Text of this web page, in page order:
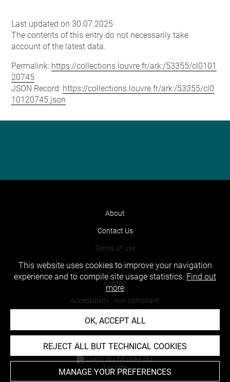
Last updated on 30.07.2025
The contents of this entry do not necessarily take
account of the latest data.
Permalink: https://collections.louvre.fr/ark:/53355/cl0101
20745
JSON Record: https://collections.louvre.fr/ark:/53355/cl0
10120745.json
About
Contact Us
Terms of use
Cookies
Credits
Accessibility : non compliant
This website uses cookies to improve your navigation
experience and to compile site usage statistics. Find out
more
OK, ACCEPT ALL
REJECT ALL BUT TECHNICAL COOKIES
MANAGE YOUR PREFERENCES